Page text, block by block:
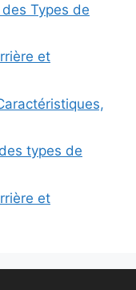
Types de
et
types de
et